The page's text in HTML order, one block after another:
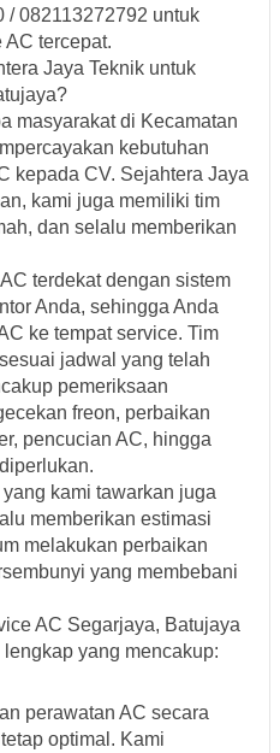
/ 082113272792 untuk
tercepat.
Jaya Teknik untuk
masyarakat di Kecamatan
kebutuhan
kepada CV. Sejahtera Jaya
kami juga memiliki tim
dan selalu memberikan
terdekat dengan sistem
Anda, sehingga Anda
ke tempat service. Tim
jadwal yang telah
pemeriksaan
freon, perbaikan
pencucian AC, hingga
kami tawarkan juga
memberikan estimasi
melakukan perbaikan
yang membebani
AC Segarjaya, Batujaya
yang mencakup:
perawatan AC secara
optimal. Kami